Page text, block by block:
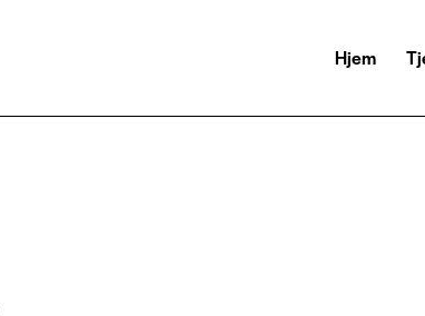
Hjem